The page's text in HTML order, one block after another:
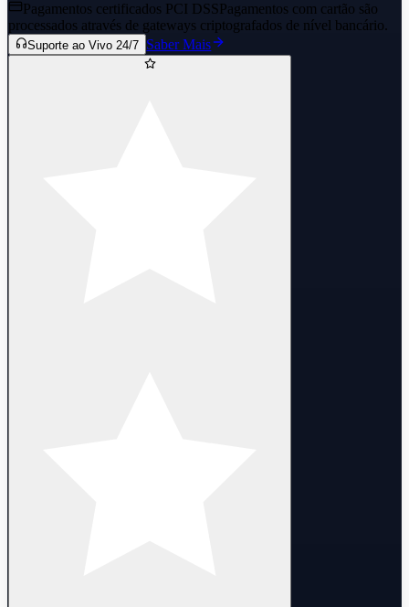
Pagamentos certificados PCI DSSPagamentos com cartão são
processados através de gateways criptografados de nível bancário.
Suporte ao Vivo 24/7 Saber Mais